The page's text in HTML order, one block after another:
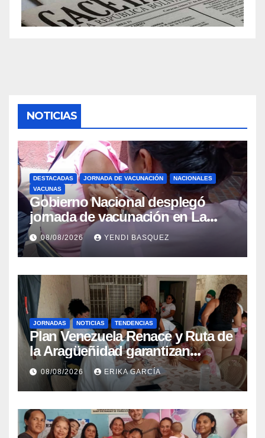
NOTICIAS
DESTACADAS JORNADA DE VACUNACIÓN
NACIONALES
VACUNAS
Gobierno Nacional desplegó
jornada de vacunación en La
Guaira para garantizar protección
epidemiológica
08/08/2026 YENDI BASQUEZ
JORNADAS NOTICIAS TENDENCIAS
Plan Venezuela Renace y Ruta de
la Aragüeñidad garantizan
atención médica integral en
Aragua
08/08/2026 ERIKA GARCÍA